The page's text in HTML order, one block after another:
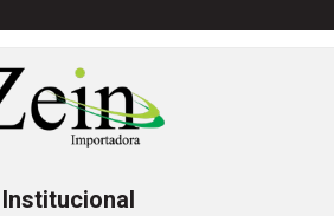
Institucional